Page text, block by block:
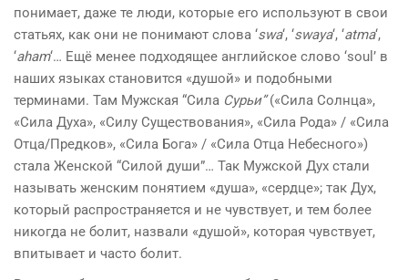
понимает, даже те люди, которые его используют в свои
статьях, как они не понимают слова ‘swa‘, ‘swaya‘, ‘atma‘,
‘aham‘… Ещё менее подходящее английское слово ‘soul’ в
наших языках становится «душой» и подобными
терминами. Там Мужская “Сила Сурьи”(«Сила Солнца»,
«Сила Духа», «Силу Существования», «Сила Рода» / «Сила
Отца/Предков», «Сила Бога» / «Сила Отца Небесного»)
стала Женской “Силой души”… Так Мужской Дух стали
называть женским понятием «душа», «сердце»; так Дух,
который распространяется и не чувствует, и тем более
никогда не болит, назвали «душой», которая чувствует,
впитывает и часто болит.